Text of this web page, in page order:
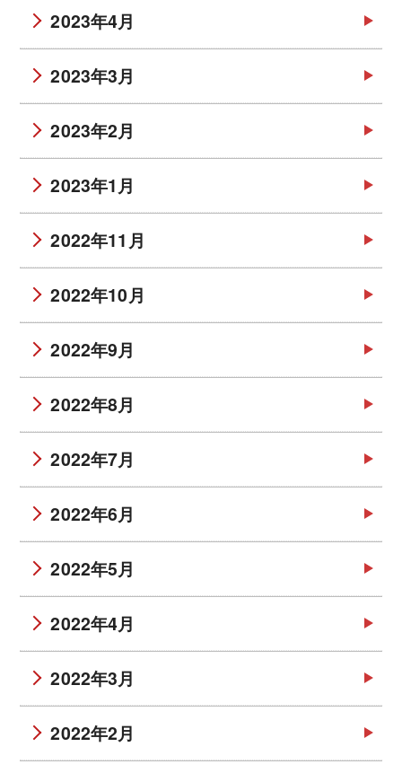
2023年4月
2023年3月
2023年2月
2023年1月
2022年11月
2022年10月
2022年9月
2022年8月
2022年7月
2022年6月
2022年5月
2022年4月
2022年3月
2022年2月